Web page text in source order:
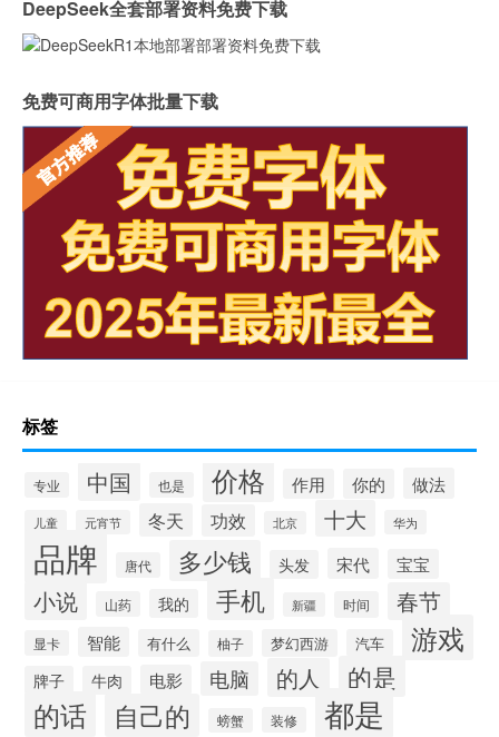
DeepSeek全套部署资料免费下载
免费可商用字体批量下载
标签
专业 中国 也是 价格 作用 你的 做法
儿童 元宵节 冬天 功效 北京 十大 华为
品牌 唐代 多少钱 头发 宋代 宝宝
小说 山药 我的 手机 新疆 时间 春节
显卡 智能 有什么 柚子 梦幻西游 汽车 游戏
牌子 牛肉 电影 电脑 的人 的是
的话 自己的 螃蟹 装修 都是